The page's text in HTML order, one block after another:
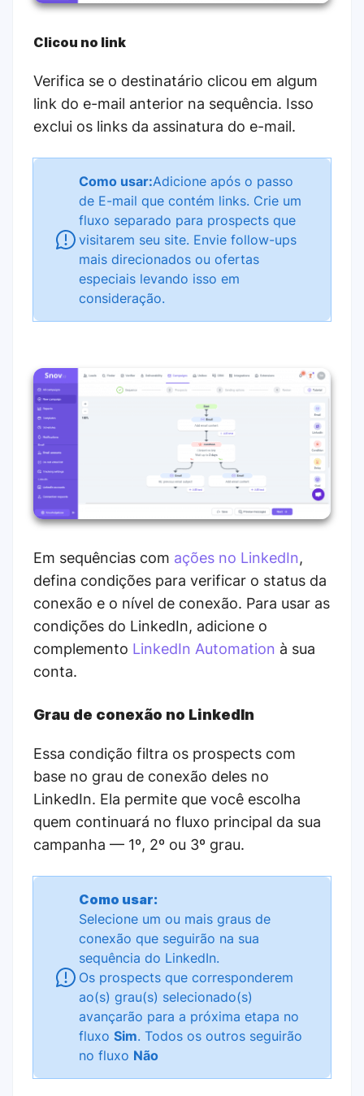
Clicou no link
Verifica se o destinatário clicou em algum
link do e-mail anterior na sequência. Isso
exclui os links da assinatura do e-mail.
Como usar:Adicione após o passo
de E-mail que contém links. Crie um
fluxo separado para prospects que
visitarem seu site. Envie follow-ups
mais direcionados ou ofertas
especiais levando isso em
consideração.
Em sequências com ações no LinkedIn,
defina condições para verificar o status da
conexão e o nível de conexão. Para usar as
condições do LinkedIn, adicione o
complemento LinkedIn Automation à sua
conta.
Grau de conexão no LinkedIn
Essa condição filtra os prospects com
base no grau de conexão deles no
LinkedIn. Ela permite que você escolha
quem continuará no fluxo principal da sua
campanha — 1º, 2º ou 3º grau.
Como usar:
Selecione um ou mais graus de
conexão que seguirão na sua
sequência do LinkedIn.
Os prospects que corresponderem
ao(s) grau(s) selecionado(s)
avançarão para a próxima etapa no
fluxo Sim. Todos os outros seguirão
no fluxo Não